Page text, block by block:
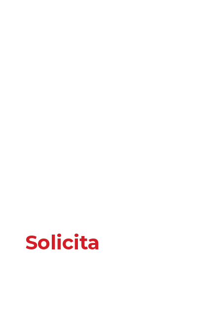
Solicita